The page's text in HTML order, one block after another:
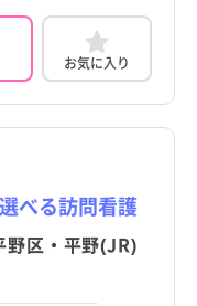
お気に入り
べる訪問看護
野区・平野(JR)